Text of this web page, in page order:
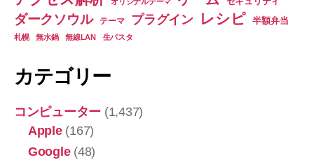
ダークソウル テーマ プラグイン レシピ 半額弁当
札幌 無水鍋 無線LAN 生パスタ
カテゴリー
コンピューター (1,437)
Apple(167)
Google(48)